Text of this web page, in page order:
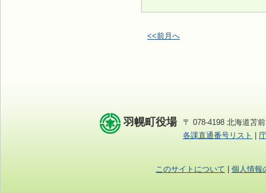
<<前月へ
羽幌町役場
〒 078-4198 北海道苫
各課直通番号リスト
このサイトについて 個人情報